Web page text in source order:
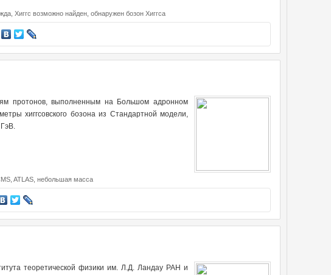
Хиггс возможно найден, обнаружен бозон Хиггса
протонов, выполненным на Большом адронном
хиггсовского бозона из Стандартной модели,
ATLAS, небольшая масса
теоретической физики им. Л.Д. Ландау РАН и